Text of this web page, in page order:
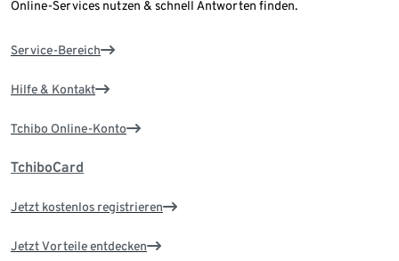
Online-Services nutzen & schnell Antworten finden.
Service-Bereich
Hilfe & Kontakt
Tchibo Online-Konto
TchiboCard
Jetzt kostenlos registrieren
Jetzt Vorteile entdecken